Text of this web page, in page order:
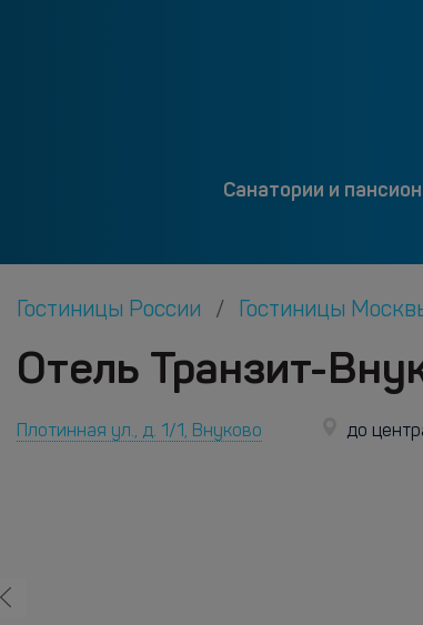
Санатории и
Гостиницы России Гостиницы
Отель Транзит-
Плотинная ул., д. 1/1, Внуково до